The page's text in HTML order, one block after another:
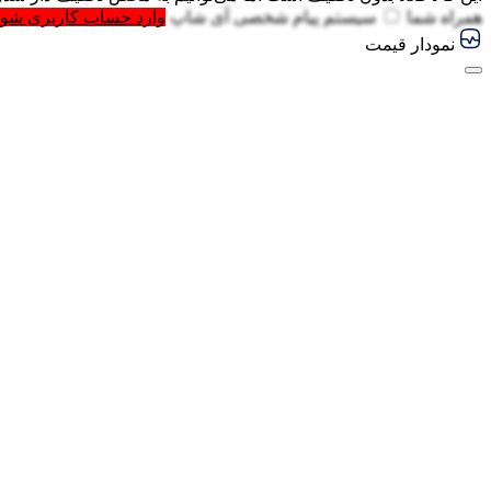
همراه شما
سیستم پیام شخصی آی شاپ وارد حساب کاربری
نمودار قیمت